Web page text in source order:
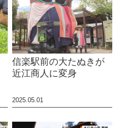
信楽駅前の大たぬきが
近江商人に変身
2025.05.01